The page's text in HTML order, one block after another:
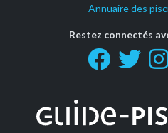
Annuaire des
Restez connectés